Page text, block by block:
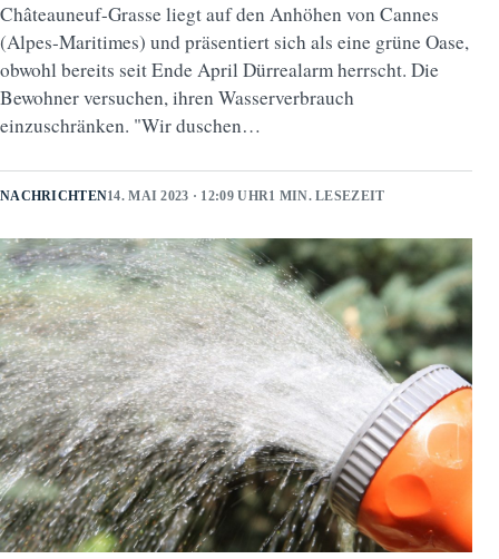
Châteauneuf-Grasse liegt auf den Anhöhen von Cannes
(Alpes-Maritimes) und präsentiert sich als eine grüne Oase,
obwohl bereits seit Ende April Dürrealarm herrscht. Die
Bewohner versuchen, ihren Wasserverbrauch
einzuschränken. "Wir duschen…
NACHRICHTEN14. MAI 2023 · 12:09 UHR1 MIN. LESEZEIT